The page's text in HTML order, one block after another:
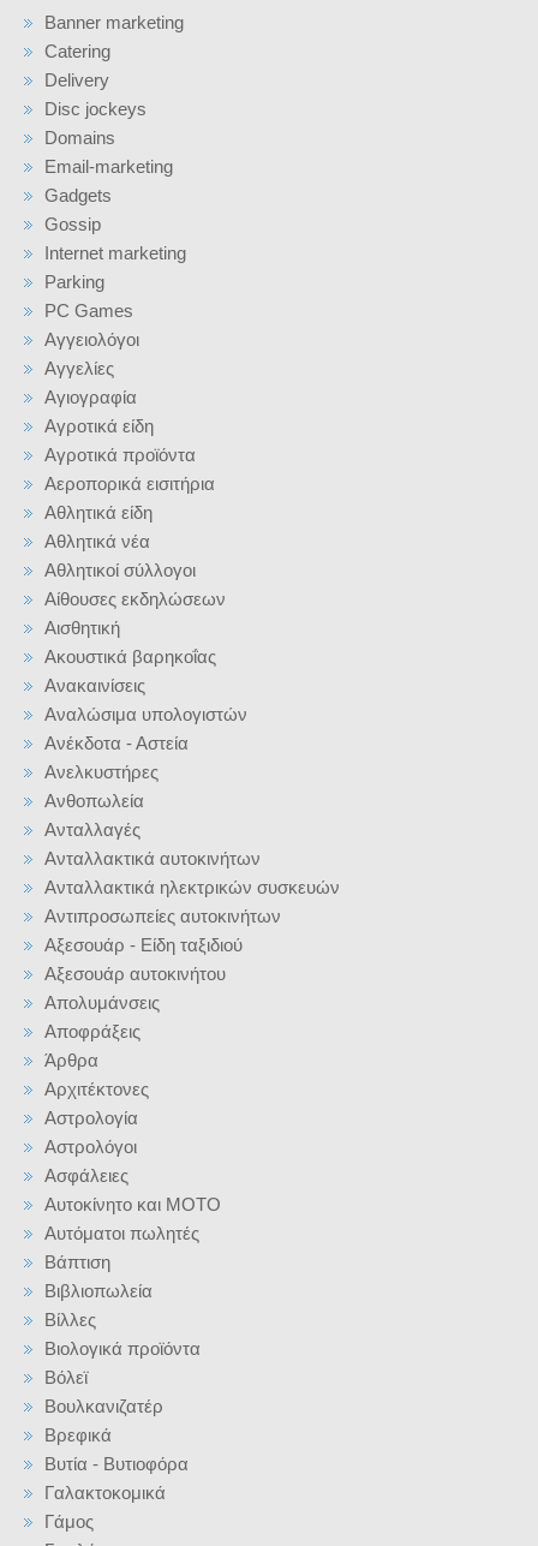
Banner marketing
Catering
Delivery
Disc jockeys
Domains
Email-marketing
Gadgets
Gossip
Internet marketing
Parking
PC Games
Αγγειολόγοι
Αγγελίες
Αγιογραφία
Αγροτικά είδη
Αγροτικά προϊόντα
Αεροπορικά εισιτήρια
Αθλητικά είδη
Αθλητικά νέα
Αθλητικοί σύλλογοι
Αίθουσες εκδηλώσεων
Αισθητική
Ακουστικά βαρηκοΐας
Ανακαινίσεις
Αναλώσιμα υπολογιστών
Ανέκδοτα - Αστεία
Ανελκυστήρες
Ανθοπωλεία
Ανταλλαγές
Ανταλλακτικά αυτοκινήτων
Ανταλλακτικά ηλεκτρικών συσκευών
Αντιπροσωπείες αυτοκινήτων
Αξεσουάρ - Είδη ταξιδιού
Αξεσουάρ αυτοκινήτου
Απολυμάνσεις
Αποφράξεις
Άρθρα
Αρχιτέκτονες
Αστρολογία
Αστρολόγοι
Ασφάλειες
Αυτοκίνητο και ΜΟΤΟ
Αυτόματοι πωλητές
Βάπτιση
Βιβλιοπωλεία
Βίλλες
Βιολογικά προϊόντα
Βόλεϊ
Βουλκανιζατέρ
Βρεφικά
Βυτία - Βυτιοφόρα
Γαλακτοκομικά
Γάμος